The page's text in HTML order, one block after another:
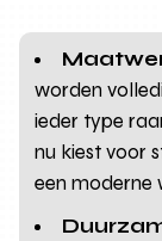
worden
ieder type
nu kiest voor
een moderne